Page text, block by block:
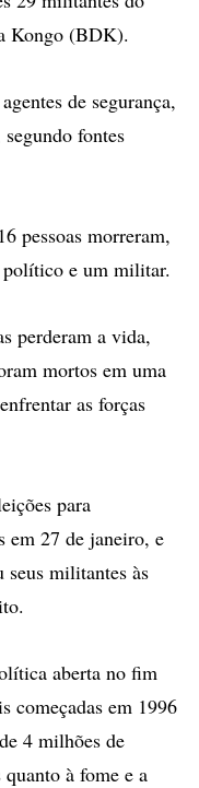
Kongo (BDK).
de segurança,
fontes
pessoas morreram,
político e um militar.
perderam a vida,
mortos em uma
as forças
para
em 27 de janeiro, e
seus militantes às
aberta no fim
começadas em 1996
4 milhões de
à fome e a